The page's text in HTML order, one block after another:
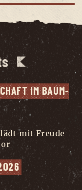
IM BAUM­
mit Freude
...